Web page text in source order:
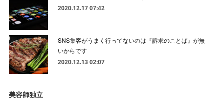
2020.12.17 07:42
SNS集客がうまく行ってないのは『訴求のことば』が無
いからです
2020.12.13 02:07
美容師独立